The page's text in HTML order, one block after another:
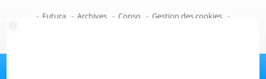
- Futura - Archives - Conso - Gestion des cookies -